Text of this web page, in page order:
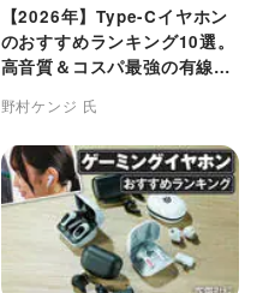
【2026年】Type-Cイヤホン
のおすすめランキング10選。
高音質＆コスパ最強の有線モ
野村ケンジ 氏